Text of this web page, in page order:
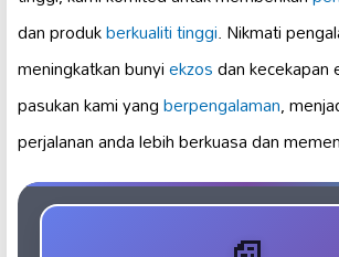
dan produkberkualiti tinggi. Nikmati
meningkatkan bunyiekzosdan kecekapan
pasukan kami yangberpengalaman,
perjalanan anda lebih berkuasa dan